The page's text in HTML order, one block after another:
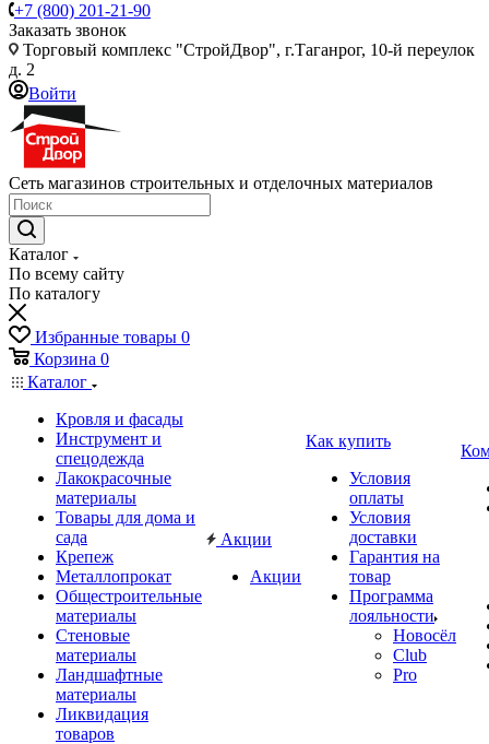
+7 (800) 201-21-90
Заказать звонок
Торговый комплекс "СтройДвор", г.Таганрог, 10-й переулок
д. 2
Войти
Сеть магазинов строительных и отделочных материалов
Каталог
По всему сайту
По каталогу
Избранные товары 0
Корзина 0
Каталог
Кровля и фасады
Инструмент и
спецодежда
Лакокрасочные
материалы
Товары для дома и
сада
Крепеж
Металлопрокат
Общестроительные
материалы
Стеновые
материалы
Ландшафтные
материалы
Ликвидация
товаров
Акции
Акции
Как купить
Условия
оплаты
Условия
доставки
Гарантия на
товар
Программа
лояльности
Новосёл
Club
Pro